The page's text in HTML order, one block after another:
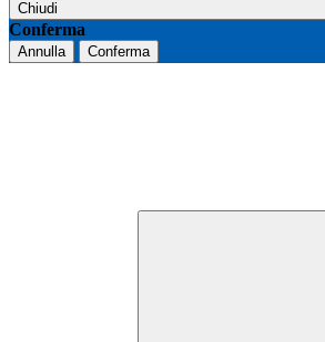
Chiudi
Conferma
Annulla Conferma